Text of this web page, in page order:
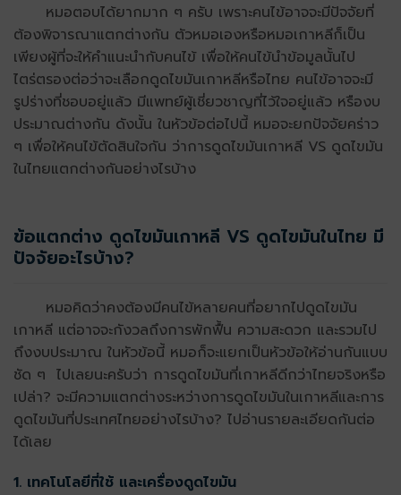
หมอตอบได้ยากมาก ๆ ครับ เพราะคนไข้อาจจะมีปัจจัยที่
ต้องพิจารณาแตกต่างกัน ตัวหมอเองหรือหมอเกาหลีก็เป็น
เพียงผู้ที่จะให้คำแนะนำกับคนไข้ เพื่อให้คนไข้นำข้อมูลนั้นไป
ไตร่ตรองต่อว่าจะเลือกดูดไขมันเกาหลีหรือไทย คนไข้อาจจะมี
รูปร่างที่ชอบอยู่แล้ว มีแพทย์ผู้เชี่ยวชาญที่ไว้ใจอยู่แล้ว หรืองบ
ประมาณต่างกัน ดังนั้น ในหัวข้อต่อไปนี้ หมอจะยกปัจจัยคร่าว
ๆ เพื่อให้คนไข้ตัดสินใจกัน ว่าการดูดไขมันเกาหลี VS ดูดไขมัน
ในไทยแตกต่างกันอย่างไรบ้าง
ข้อแตกต่าง ดูดไขมันเกาหลี VS ดูดไขมันในไทย มี
ปัจจัยอะไรบ้าง?
หมอคิดว่าคงต้องมีคนไข้หลายคนที่อยากไปดูดไขมัน
เกาหลี แต่อาจจะกังวลถึงการพักฟื้น ความสะดวก และรวมไป
ถึงงบประมาณ ในหัวข้อนี้ หมอก็จะแยกเป็นหัวข้อให้อ่านกันแบบ
ชัด ๆ ไปเลยนะครับว่า การดูดไขมันที่เกาหลีดีกว่าไทยจริงหรือ
เปล่า? จะมีความแตกต่างระหว่างการดูดไขมันในเกาหลีและการ
ดูดไขมันที่ประเทศไทยอย่างไรบ้าง? ไปอ่านรายละเอียดกันต่อ
ได้เลย
1. เทคโนโลยีที่ใช้ และเครื่องดูดไขมัน